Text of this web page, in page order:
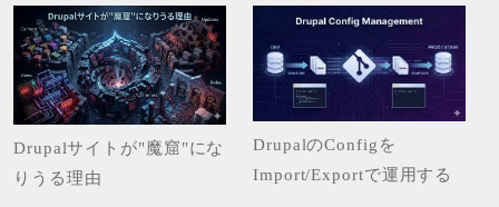
装ガイド
Drupalサイトが"魔窟"にな
りうる理由
DrupalのConfigを
Import/Exportで運用する